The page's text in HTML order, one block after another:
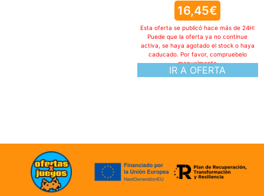
16,45€
IR A OFERTA
Esta oferta se publicó hace más de 24H:
Puede que la oferta ya no continue
activa, se haya agotado el stock o haya
caducado. Por favor, compruebelo
manualmente